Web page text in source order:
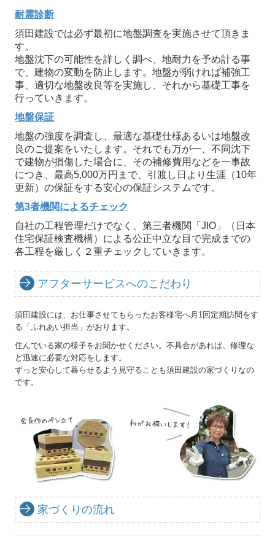
耐震診断
須田建設では必ず最初に地盤調査を実施させて頂きま
す。
地盤沈下の可能性を詳しく調べ、地耐力を予め計る事
で、建物の変動を防止します。地盤が弱ければ補強工
事、適切な地盤改良等を実施し、それから基礎工事を
行っていきます。
地盤保証
地盤の強度を調査し、最適な基礎仕様あるいは地盤改
良のご提案をいたします。それでも万が一、不同沈下
で建物が損傷した場合に、その補修費用などを一事故
につき、最高5,000万円まで、引渡し日より生涯（10年
更新）の保証をする安心の保証システムです。
第3者機関によるチェック
自社の工程管理だけでなく、第三者機関「JIO」（日本
住宅保証検査機構）による公正中立な目で完成までの
各工程を厳しく２重チェックしていきます。
アフターサービスへのこだわり
須田建設には、お仕事させてもらったお客様宅へ月1回定期訪問をす
る「ふれあい担当」がおります。
住んでいる家の様子をお聞かせください。不具合があれば、修理な
ど迅速に必要な対応をします。
ずっと安心して暮らせるよう見守ることも須田建設の家づくりなの
です。
家づくりの流れ